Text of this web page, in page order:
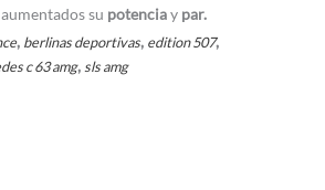
su potenciay par.
, berlinas deportivas, edition 507,
c 63 amg, sls amg